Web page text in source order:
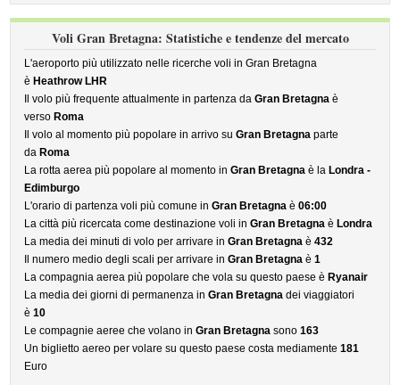
Voli Gran Bretagna: Statistiche e tendenze del mercato
L'aeroporto più utilizzato nelle ricerche voli in Gran Bretagna
è Heathrow LHR
Il volo più frequente attualmente in partenza daGran Bretagna è
verso Roma
Il volo al momento più popolare in arrivo suGran Bretagna parte
da Roma
La rotta aerea più popolare al momento inGran Bretagna è la Londra -
Edimburgo
L'orario di partenza voli più comune inGran Bretagna è06:00
La città più ricercata come destinazione voli inGran Bretagna è Londra
La media dei minuti di volo per arrivare inGran Bretagna è432
Il numero medio degli scali per arrivare inGran Bretagna è1
La compagnia aerea più popolare che vola su questo paese è Ryanair
La media dei giorni di permanenza inGran Bretagna dei viaggiatori
è10
Le compagnie aeree che volano inGran Bretagna sono163
Un biglietto aereo per volare su questo paese costa mediamente181
Euro